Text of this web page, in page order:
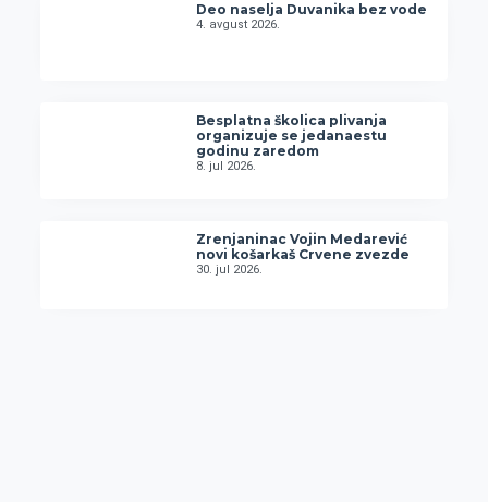
Deo naselja Duvanika bez vode
4. avgust 2026.
Besplatna školica plivanja
organizuje se jedanaestu
godinu zaredom
8. jul 2026.
Zrenjaninac Vojin Medarević
novi košarkaš Crvene zvezde
30. jul 2026.